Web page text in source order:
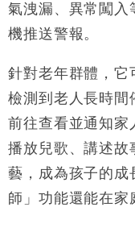
17:40
財經｜本港
最強
50%
氣洩漏、異常闖入
機推送警報。
針對老年群體，它
檢測到老人長時間
前往查看並通知家
播放兒歌、講述故
藝，成為孩子的成
師」功能還能在家